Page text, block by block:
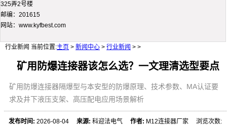
325弄2号楼
邮编：201615
网站：www.kyfbest.com
行业新闻 当前位置:主页 > 新闻中心 > 行业新闻 > >
矿用防爆连接器该怎么选？一文理清选型要点
矿用防爆连接器隔爆型与本安型的防爆原理、技术参数、MA认证要
求及井下液压支架、高压配电应用场景解析
发布时间: 2026-08-04来源: 科迎法电气作者: M12连接器厂家 浏览次数: